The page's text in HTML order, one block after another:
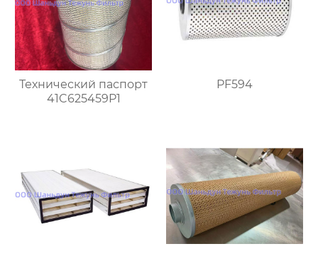
Технический паспорт
41C625459P1
PF594